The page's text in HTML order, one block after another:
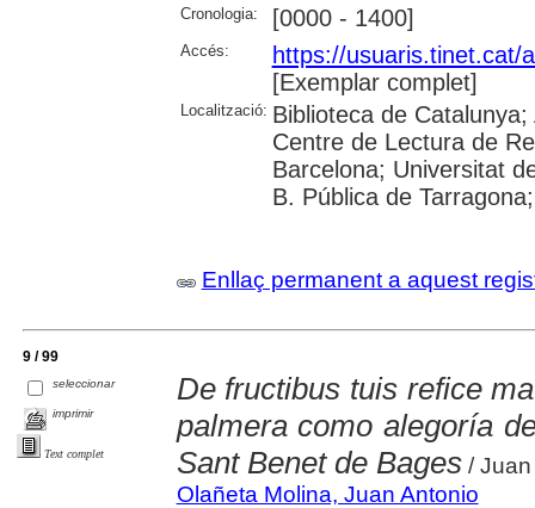
Cronologia: [0000 - 1400]
Accés:
https://usuaris.tinet.cat/
[Exemplar complet]
Localització: Biblioteca de
Centre de Lectura de
Barcelona; Universitat
B. Pública de
Enllaç permanent a aquest
9 / 99
seleccionar
imprimir
Text complet
De fructibus tuis refice
palmera como alegoría
Sant Benet de Bages/ Juan
Olañeta Molina, Juan Antonio